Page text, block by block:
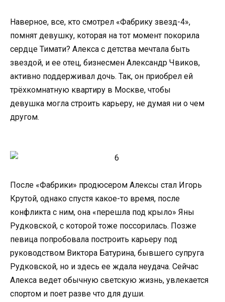
Наверное, все, кто смотрел «Фабрику звезд-4»,
помнят девушку, которая на тот момент покорила
сердце Тимати? Алекса с детства мечтала быть
звездой, и ее отец, бизнесмен Александр Чвиков,
активно поддерживал дочь. Так, он приобрел ей
трёхкомнатную квартиру в Москве, чтобы
девушка могла строить карьеру, не думая ни о чем
другом.
После «Фабрики» продюсером Алексы стал Игорь
Крутой, однако спустя какое-то время, после
конфликта с ним, она «перешла под крыло» Яны
Рудковской, с которой тоже поссорилась. Позже
певица попробовала построить карьеру под
руководством Виктора Батурина, бывшего супруга
Рудковской, но и здесь ее ждала неудача. Сейчас
Алекса ведет обычную светскую жизнь, увлекается
спортом и поет разве что для души.